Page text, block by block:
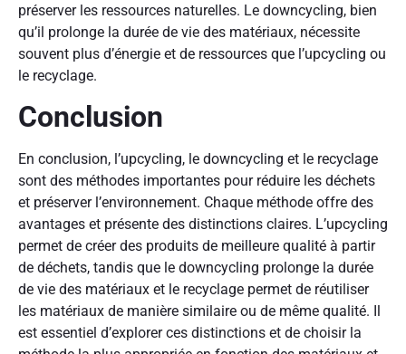
préserver les ressources naturelles. Le downcycling, bien
qu’il prolonge la durée de vie des matériaux, nécessite
souvent plus d’énergie et de ressources que l’upcycling ou
le recyclage.
Conclusion
En conclusion, l’upcycling, le downcycling et le recyclage
sont des méthodes importantes pour réduire les déchets
et préserver l’environnement. Chaque méthode offre des
avantages et présente des distinctions claires. L’upcycling
permet de créer des produits de meilleure qualité à partir
de déchets, tandis que le downcycling prolonge la durée
de vie des matériaux et le recyclage permet de réutiliser
les matériaux de manière similaire ou de même qualité. Il
est essentiel d’explorer ces distinctions et de choisir la